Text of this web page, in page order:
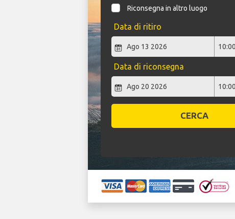
Riconsegna in altro luogo
Data di ritiro
Data di riconsegna
CERCA